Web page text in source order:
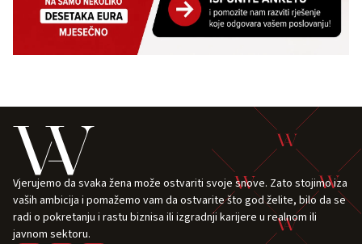
Vjerujemo da svaka žena može ostvariti svoje snove. Zato stojimo iza
vaših ambicija i pomažemo vam da ostvarite što god želite, bilo da se
radi o pokretanju i rastu biznisa ili izgradnji karijere u realnom ili
javnom sektoru.